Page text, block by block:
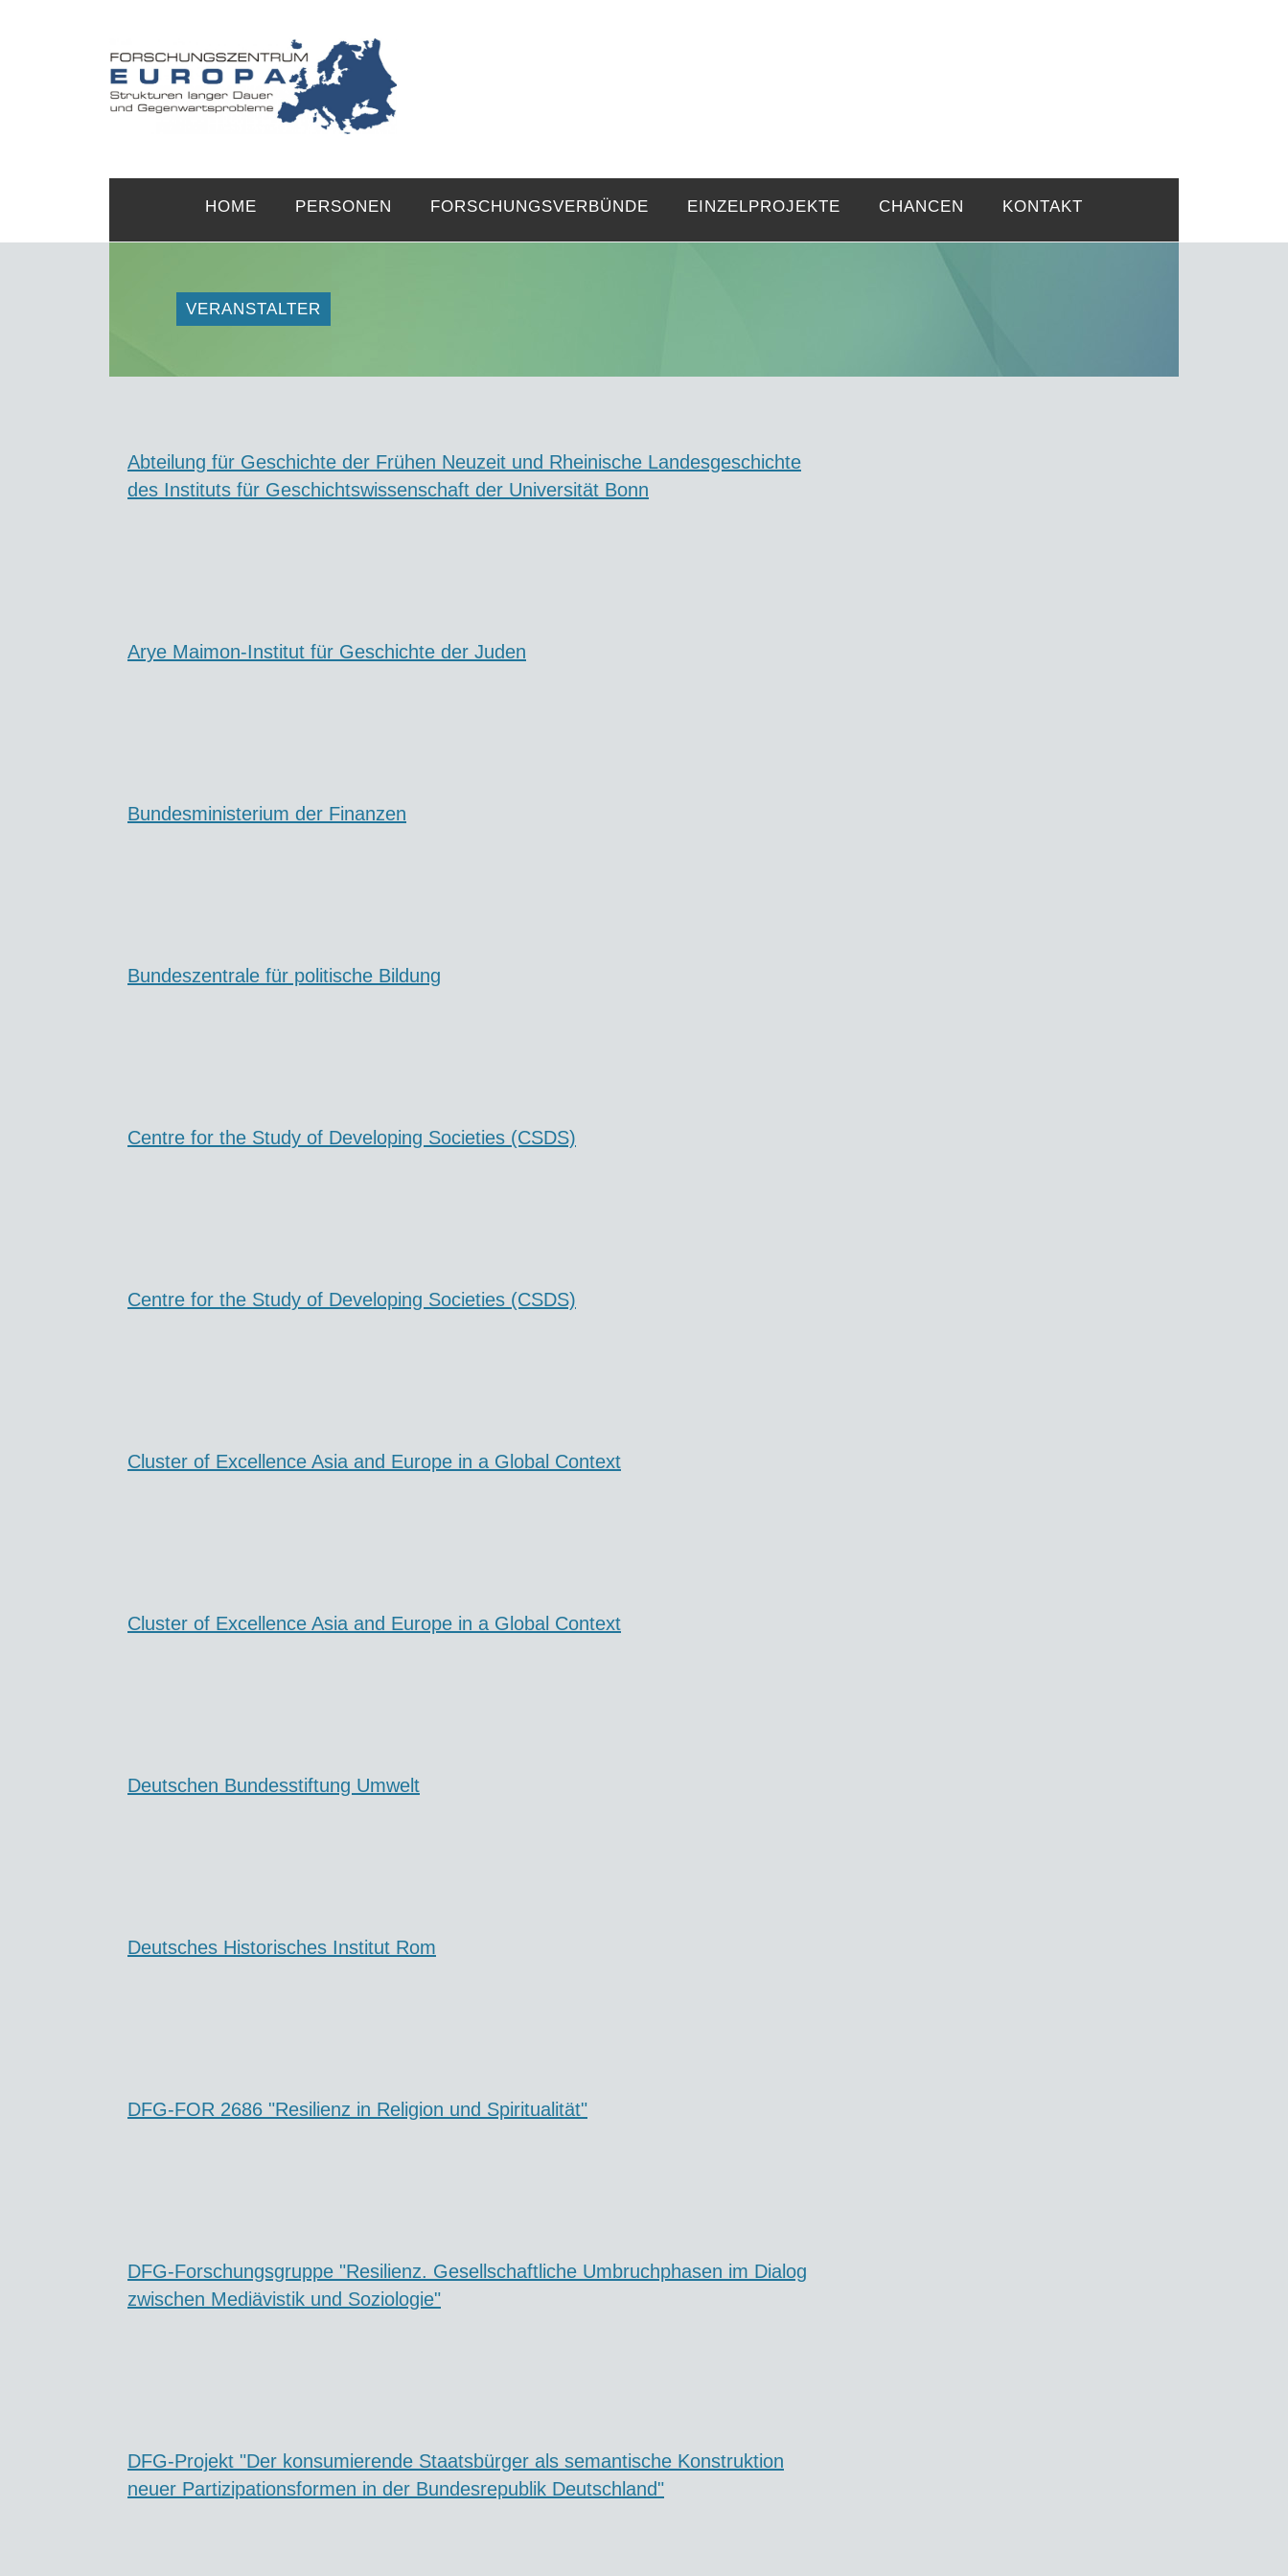
HOME PERSONEN FORSCHUNGSVERBÜNDE EINZELPROJEKTE CHANCEN KONTAKT
VERANSTALTER
Abteilung für Geschichte der Frühen Neuzeit und Rheinische Landesgeschichte
des Instituts für Geschichtswissenschaft der Universität Bonn
Arye Maimon-Institut für Geschichte der Juden
Bundesministerium der Finanzen
Bundeszentrale für politische Bildung
Centre for the Study of Developing Societies (CSDS)
Centre for the Study of Developing Societies (CSDS)
Cluster of Excellence Asia and Europe in a Global Context
Cluster of Excellence Asia and Europe in a Global Context
Deutschen Bundesstiftung Umwelt
Deutsches Historisches Institut Rom
DFG-FOR 2686 "Resilienz in Religion und Spiritualität"
DFG-Forschungsgruppe "Resilienz. Gesellschaftliche Umbruchphasen im Dialog
zwischen Mediävistik und Soziologie"
DFG-Projekt "Der konsumierende Staatsbürger als semantische Konstruktion
neuer Partizipationsformen in der Bundesrepublik Deutschland"